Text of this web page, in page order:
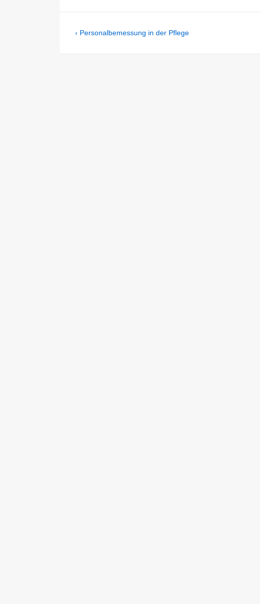
Beitragsnavigation
Previous
‹ Personalbemessung in der Pflege